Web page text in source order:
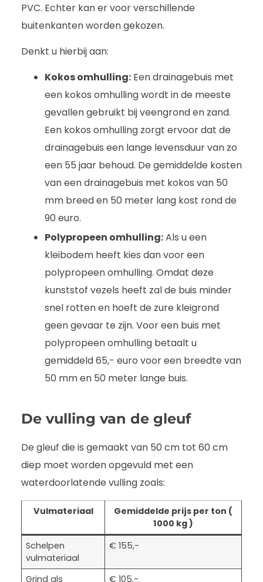
PVC. Echter kan er voor verschillende
buitenkanten worden gekozen.
Denkt u hierbij aan:
Kokos omhulling: Een drainagebuis met
een kokos omhulling wordt in de meeste
gevallen gebruikt bij veengrond en zand.
Een kokos omhulling zorgt ervoor dat de
drainagebuis een lange levensduur van zo
een 55 jaar behoud. De gemiddelde kosten
van een drainagebuis met kokos van 50
mm breed en 50 meter lang kost rond de
90 euro.
Polypropeen omhulling:Als u een
kleibodem heeft kies dan voor een
polypropeen omhulling. Omdat deze
kunststof vezels heeft zal de buis minder
snel rotten en hoeft de zure kleigrond
geen gevaar te zijn. Voor een buis met
polypropeen omhulling betaalt u
gemiddeld 65,- euro voor een breedte van
50 mm en 50 meter lange buis.
De vulling van de gleuf
De gleuf die is gemaakt van 50 cm tot 60 cm
diep moet worden opgevuld met een
waterdoorlatende vulling zoals:
Vulmateriaal
Gemiddelde prijs per ton (
1000 kg )
Schelpen
vulmateriaal
€ 155,-
Grind als € 105,-